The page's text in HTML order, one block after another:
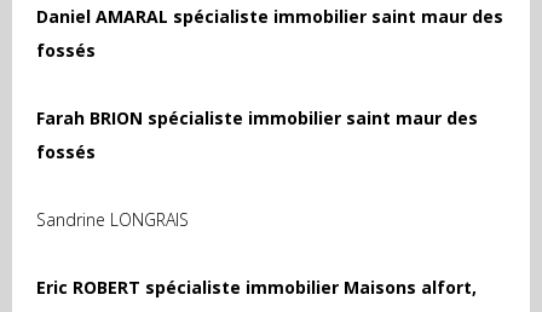
Daniel AMARAL spécialiste immobilier saint maur des
fossés
Farah BRION spécialiste immobilier saint maur des
fossés
Sandrine LONGRAIS
Eric ROBERT spécialiste immobilier Maisons alfort,